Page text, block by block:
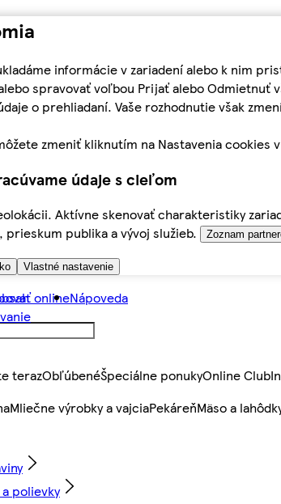
informácie v zariadení alebo k nim
spravovať voľbou Prijať alebo Odmietnuť
o prehliadaní. Vaše rozhodnutie však
zmeniť kliknutím na Nastavenia cookies
údaje s cieľom
Aktívne skenovať charakteristiky
prieskum publika a vývoj služieb.
Zoznam
Vlastné nastavenie
onlineNápoveda
terazObľúbenéŠpeciálne ponukyOnline Club
Mliečne výrobky a vajciaPekáreňMäso a
polievky